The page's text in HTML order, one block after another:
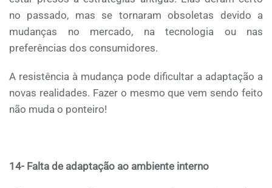
no passado, mas se tornaram obsoletas devido a
mudanças no mercado, na tecnologia ou nas
preferências dos consumidores.
A resistência à mudança pode dificultar a adaptação a
novas realidades. Fazer o mesmo que vem sendo feito
não muda o ponteiro!
14- Falta de adaptação ao ambiente interno